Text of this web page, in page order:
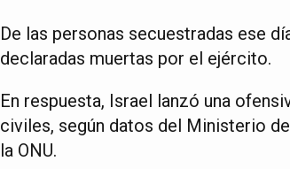
De las personas secuestradas ese
declaradas muertas por el ejército.
En respuesta, Israel lanzó una
civiles, según datos del Ministerio
la ONU.